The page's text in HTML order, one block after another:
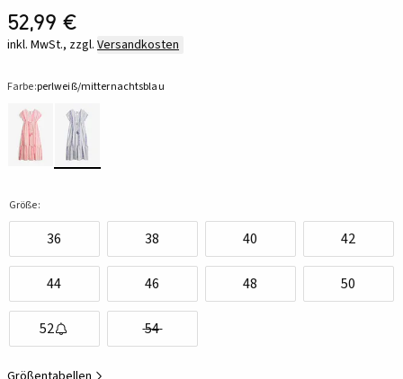
52,99 €
inkl. MwSt., zzgl. Versandkosten
Farbe:perlweiß/mitternachtsblau
Größe:
36 38 40 42
44 46 48 50
52 54